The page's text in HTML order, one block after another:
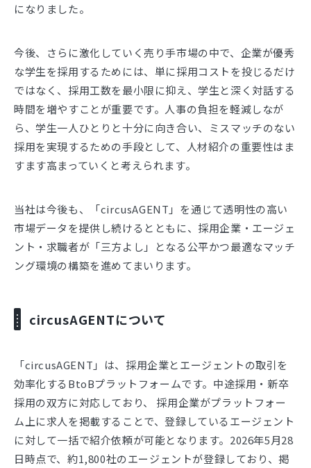
になりました。
今後、さらに激化していく売り手市場の中で、企業が優秀
な学生を採用するためには、単に採用コストを投じるだけ
ではなく、採用工数を最小限に抑え、学生と深く対話する
時間を増やすことが重要です。人事の負担を軽減しなが
ら、学生一人ひとりと十分に向き合い、ミスマッチのない
採用を実現するための手段として、人材紹介の重要性はま
すます高まっていくと考えられます。
当社は今後も、「circusAGENT」を通じて透明性の高い
市場データを提供し続けるとともに、採用企業・エージェ
ント・求職者が「三方よし」となる公平かつ最適なマッチ
ング環境の構築を進めてまいります。
circusAGENTについて
「circusAGENT」は、採用企業とエージェントの取引を
効率化するBtoBプラットフォームです。中途採用・新卒
採用の双方に対応しており、 採用企業がプラットフォー
ム上に求人を掲載することで、登録しているエージェント
に対して一括で紹介依頼が可能となります。2026年5月28
日時点で、約1,800社のエージェントが登録しており、掲